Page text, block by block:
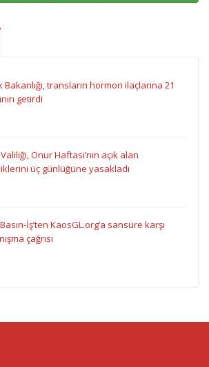
Bakanlığı, transların hormon ilaçlarına 21
getirdi
Onur Haftası’nın açık alan
üç günlüğüne yasakladı
İş’ten KaosGL.org’a sansüre karşı
çağrısı